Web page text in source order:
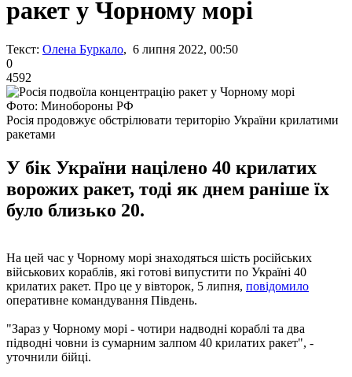
ракет у Чорному морі
Текст: Олена Буркало, 6 липня 2022, 00:50
0
4592
Фото: Минобороны РФ
Росія продовжує обстрілювати територію України крилатими
ракетами
У бік України націлено 40 крилатих
ворожих ракет, тоді як днем раніше їх
було близько 20.
На цей час у Чорному морі знаходяться шість російських
військових кораблів, які готові випустити по Україні 40
крилатих ракет. Про це у вівторок, 5 липня, повідомило
оперативне командування Південь.
"Зараз у Чорному морі - чотири надводні кораблі та два
підводні човни із сумарним залпом 40 крилатих ракет", -
уточнили бійці.